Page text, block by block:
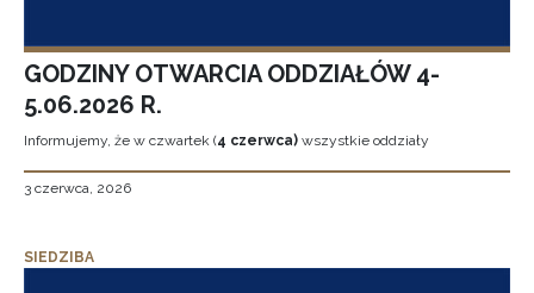
GODZINY OTWARCIA ODDZIAŁÓW 4-
5.06.2026 R.
Informujemy, że w czwartek (4 czerwca) wszystkie oddziały
3 czerwca, 2026
SIEDZIBA